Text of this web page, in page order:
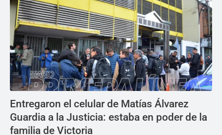
Entregaron el celular de Matías Álvarez
Guardia a la Justicia: estaba en poder de la
familia de Victoria